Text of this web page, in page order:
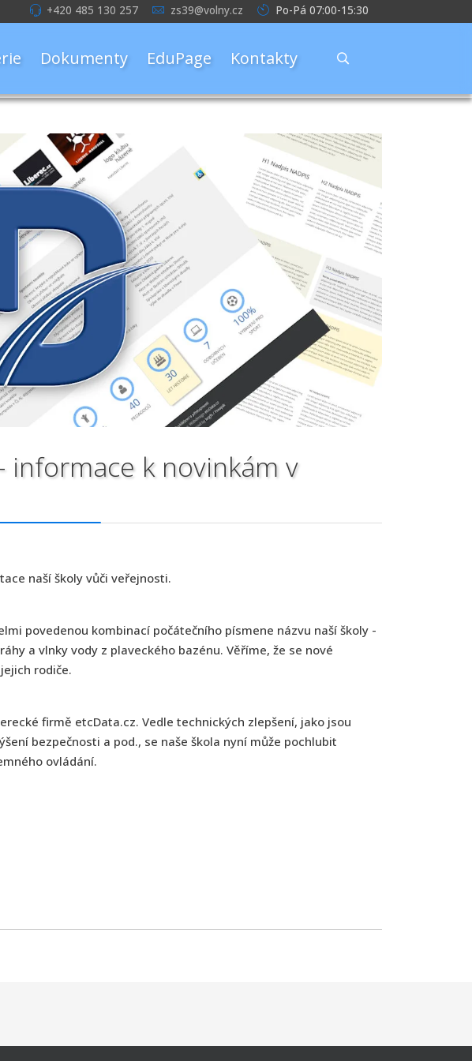
+420 485 130 257 zs39@volny.cz Po-Pá 07:00-15:30
Dokumenty EduPage Kontakty
informace k novinkám v
naší školy vůči veřejnosti.
povedenou kombinací počátečního písmene názvu naší školy -
a vlnky vody z plaveckého bazénu. Věříme, že se nové
rodiče.
firmě etcData.cz. Vedle technických zlepšení, jako jsou
bezpečnosti a pod., se naše škola nyní může pochlubit
ovládání.